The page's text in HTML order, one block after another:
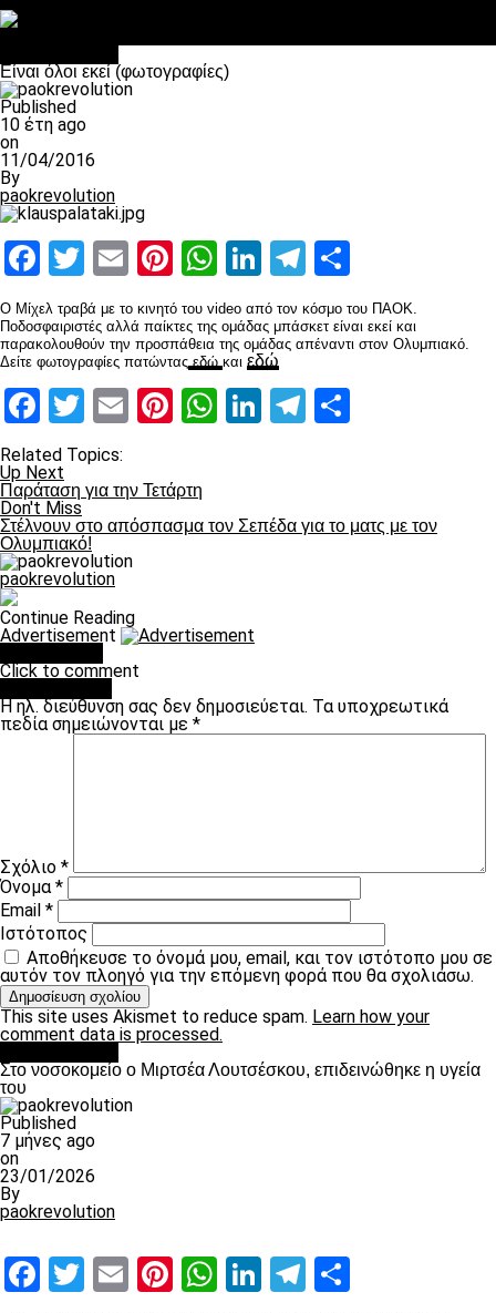
Είναι όλοι εκεί (φωτογραφίες)
Published
10 έτη ago
on
11/04/2016
By
paokrevolution
Facebook
Twitter
EmailPinterest
WhatsApp
LinkedIn
Telegram
Ο Μίχελ τραβά με το κινητό του video από τον κόσμο του ΠΑΟΚ.
Ποδοσφαιριστές αλλά παίκτες της ομάδας μπάσκετ είναι εκεί και
παρακολουθούν την προσπάθεια της ομάδας απέναντι στον Ολυμπιακό.
Δείτε φωτογραφίες πατώνταςεδώκαι εδώ
Facebook
Twitter
EmailPinterest
WhatsApp
LinkedIn
Telegram
Related Topics:
Up Next
Παράταση για την Τετάρτη
Don't Miss
Στέλνουν στο απόσπασμα τον Σεπέδα για το ματς με τον
Ολυμπιακό!
paokrevolution
Continue Reading
Advertisement
Click to comment
Η ηλ. διεύθυνση σας δεν δημοσιεύεται. Τα υποχρεωτικά
πεδία σημειώνονται με *
Σχόλιο *
Όνομα*
Email *
Ιστότοπος
Αποθήκευσε το όνομά μου, email, και τον ιστότοπο μου σε
αυτόν τον πλοηγό για την επόμενη φορά που θα σχολιάσω.
This site uses Akismet to reduce spam. Learn how your
comment data is processed.
Στο νοσοκομείο ο Μιρτσέα Λουτσέσκου, επιδεινώθηκε η υγεία
του
Published
7 μήνες ago
on
23/01/2026
By
paokrevolution
Facebook
Twitter
EmailPinterest
WhatsApp
LinkedIn
Telegram